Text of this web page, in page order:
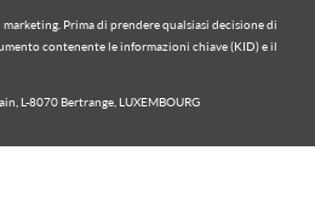
Prima di prendere qualsiasi decisione di
contenente le informazioni chiave (KID) e il
L-8070 Bertrange, LUXEMBOURG